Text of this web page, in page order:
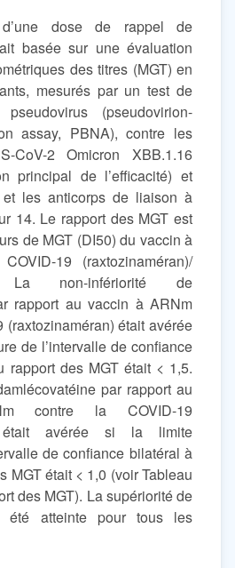
d’une dose de rappel de
basée sur une évaluation
des titres (MGT) en
mesurés par un test de
(pseudovirion-
assay, PBNA), contre les
CoV-2 Omicron XBB.1.16
principal de l’efficacité) et
et les anticorps de liaison à
14. Le rapport des MGT est
de MGT (DI50) du vaccin à
19 (raxtozinaméran)/
La non-infériorité de
rapport au vaccin à ARNm
(raxtozinaméran) était avérée
de l’intervalle de confiance
rapport des MGT était < 1,5.
par rapport au
contre la COVID-19
était avérée si la limite
de confiance bilatéral à
MGT était < 1,0 (voir Tableau
des MGT). La supériorité de
été atteinte pour tous les